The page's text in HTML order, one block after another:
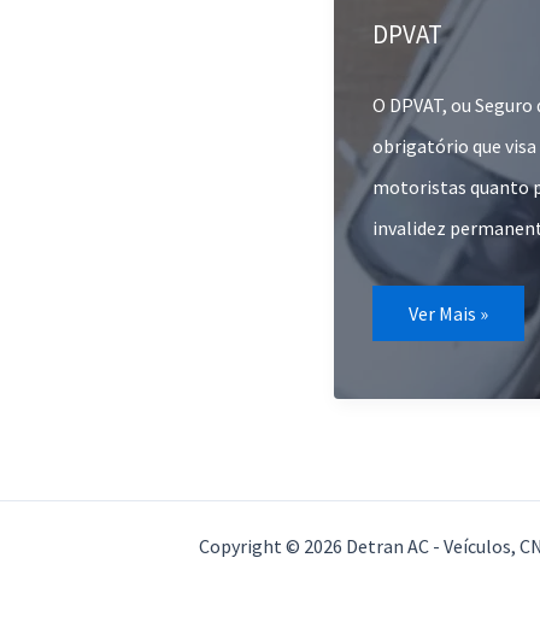
DPVAT
O DPVAT, ou
obrigatório que
motoristas quanto
invalidez
Tudo
Ver Mais »
Copyright © 2026 Detran AC - Veículos,